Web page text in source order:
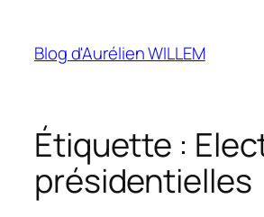
contenu
Blog d'Aurélien WILLEM
Étiquette :
présidentielles